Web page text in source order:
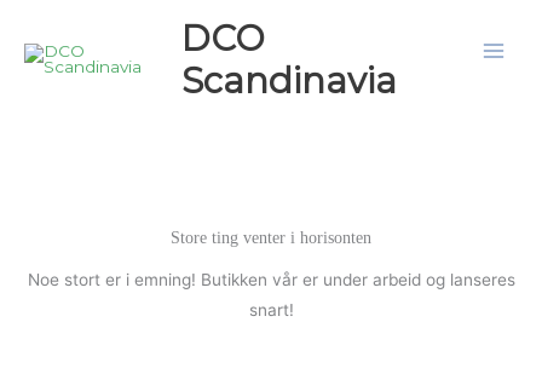
rett
DCO
Scandinavia
Store ting venter i horisonten
Noe stort er i emning! Butikken vår er under arbeid og lanseres
snart!